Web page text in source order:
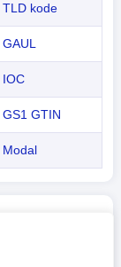
TLD kode
GAUL
IOC
GS1 GTIN
Modal